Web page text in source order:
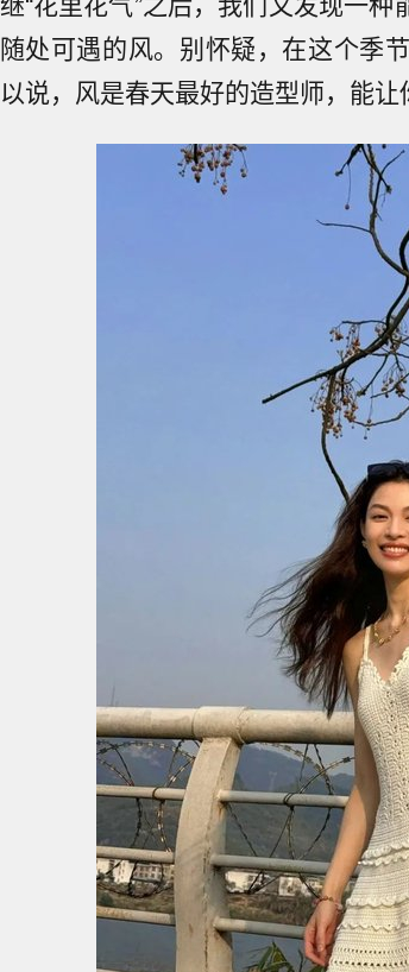
随处可遇的风。别怀疑，在这个季
以说，风是春天最好的造型师，能让